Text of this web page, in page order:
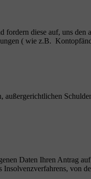
diese auf, uns
( wie z.B.
Daten Ihren Antrag
von